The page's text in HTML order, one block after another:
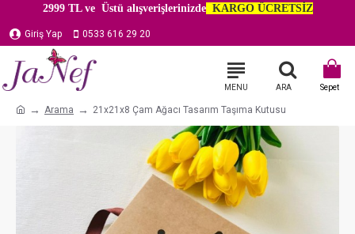
2999 TL ve Üstü alışverişlerinizdeKARGO ÜCRETSİZ
Giriş Yap 0533 616 29 20
Arama 21x21x8 Çam Ağacı Tasarım Taşıma Kutusu